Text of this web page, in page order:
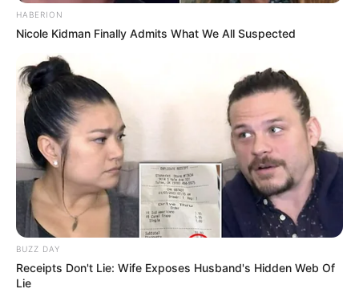
Nyimas Ratu Rafa Shenina Cinnamon
Megan Domani Beby Tsabina
HABERION
Nicole Kidman Finally Admits What We All Suspected
BUZZ DAY
Receipts Don't Lie: Wife Exposes Husband's Hidden Web Of
Lie